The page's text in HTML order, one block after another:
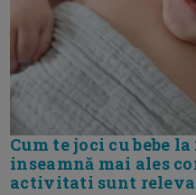
Cum te joci cu bebe
inseamnă mai ales
activitati sunt